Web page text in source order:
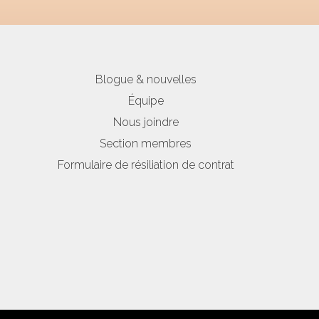
Blogue & nouvelles
Équipe
Nous joindre
Section membres
Formulaire de résiliation de contrat